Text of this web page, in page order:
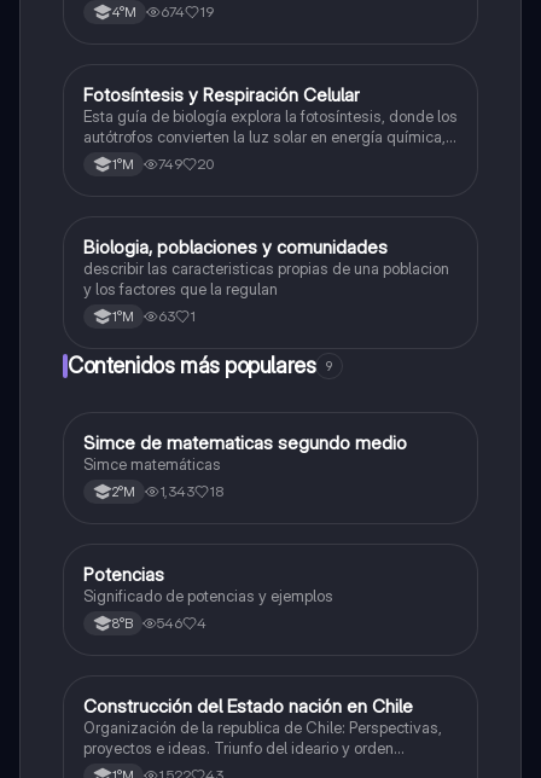
4°M 674 19
Biología
Fotosíntesis y Respiración Celular
Esta guía de biología explora la fotosíntesis, donde los
autótrofos convierten la luz solar en energía química, y
la respiración celular, un proceso vital para el flujo de
energía en los ecosistemas.
1°M 749 20
Biología
Biologia, poblaciones y comunidades
describir las caracteristicas propias de una poblacion
y los factores que la regulan
1°M 63 1
Contenidos más populares 9
Matemáticas
Simce de matematicas segundo medio
Simce matemáticas
2°M 1,343 18
Matemáticas
Potencias
Significado de potencias y ejemplos
8°B 546 4
Historia
Construcción del Estado nación en Chile
Organización de la republica de Chile: Perspectivas,
proyectos e ideas. Triunfo del ideario y orden
conservador. Constitución de 1833. "Era Portaliana"